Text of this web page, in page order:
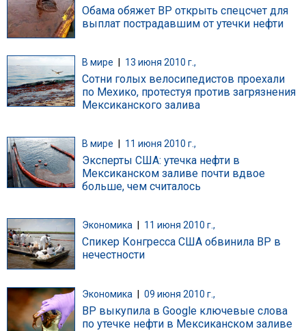
Обама обяжет BP открыть спецсчет для
выплат пострадавшим от утечки нефти
В мире 13 июня 2010 г.,
Сотни голых велосипедистов проехали
по Мехико, протестуя против загрязнения
Мексиканского залива
В мире 11 июня 2010 г.,
Эксперты США: утечка нефти в
Мексиканском заливе почти вдвое
больше, чем считалось
Экономика 11 июня 2010 г.,
Спикер Конгресса США обвинила ВР в
нечестности
Экономика | 09 июня 2010 г.,
BP выкупила в Google ключевые слова
по утечке нефти в Мексиканском заливе